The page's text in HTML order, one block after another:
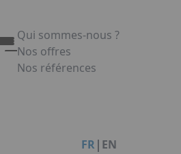
Qui sommes-nous ?
Nos offres
Nos références
FR | EN